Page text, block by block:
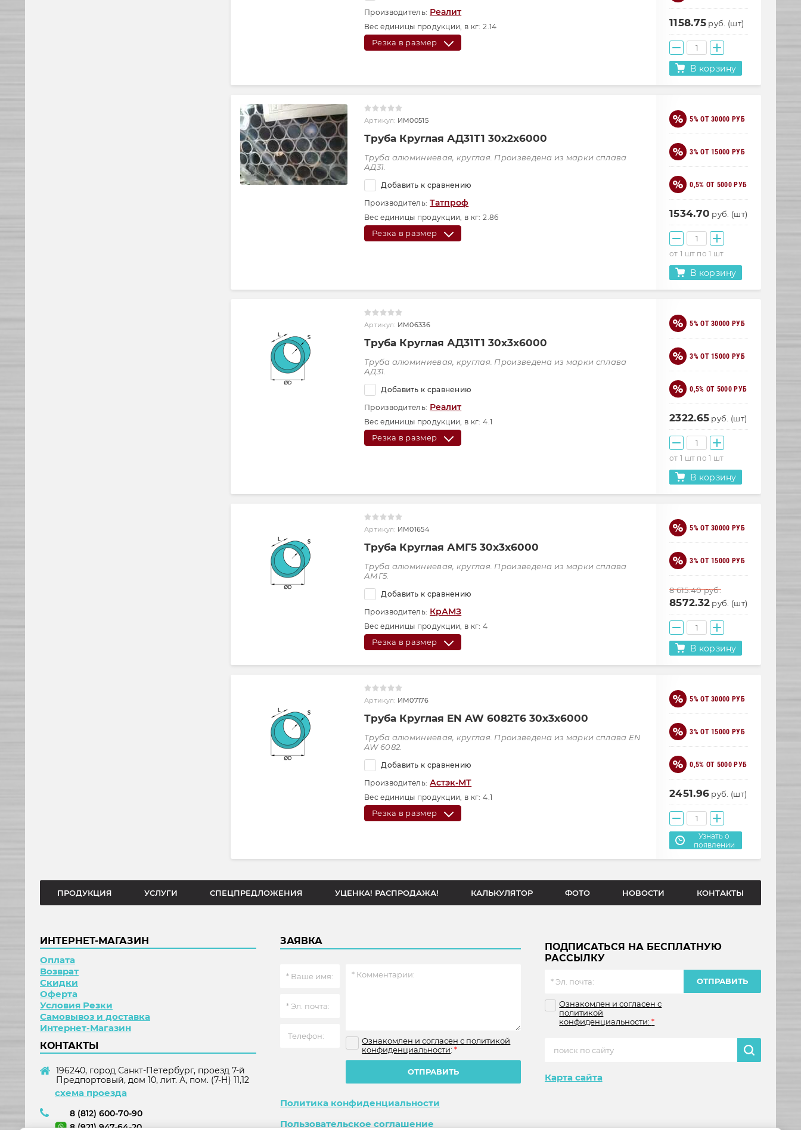
Производитель: Реалит
Вес единицы продукции, в кг: 2.14
Резка в размер
1158.75 руб. (шт)
В корзину
Артикул: ИМ00515
Труба Круглая АД31Т1 30х2х6000
Труба алюминиевая, круглая. Произведена из марки сплава
АД31.
Добавить к сравнению
Производитель: Татпроф
Вес единицы продукции, в кг: 2.86
Резка в размер
5% ОТ 30000 РУБ
3% ОТ 15000 РУБ
0,5% ОТ 5000 РУБ
1534.70 руб. (шт)
от 1 шт по 1 шт
В корзину
Артикул: ИМ06336
Труба Круглая АД31Т1 30х3х6000
Труба алюминиевая, круглая. Произведена из марки сплава
АД31.
Добавить к сравнению
Производитель: Реалит
Вес единицы продукции, в кг: 4.1
Резка в размер
5% ОТ 30000 РУБ
3% ОТ 15000 РУБ
0,5% ОТ 5000 РУБ
2322.65 руб. (шт)
от 1 шт по 1 шт
В корзину
Артикул: ИМ01654
Труба Круглая АМГ5 30х3х6000
Труба алюминиевая, круглая. Произведена из марки сплава
АМГ5.
Добавить к сравнению
Производитель: КрАМЗ
Вес единицы продукции, в кг: 4
Резка в размер
5% ОТ 30000 РУБ
3% ОТ 15000 РУБ
8 615.40руб.
8572.32 руб. (шт)
В корзину
Артикул: ИМ07176
Труба Круглая EN AW 6082Т6 30х3х6000
Труба алюминиевая, круглая. Произведена из марки сплава EN
AW 6082.
Добавить к сравнению
Производитель: Астэк-МТ
Вес единицы продукции, в кг: 4.1
Резка в размер
5% ОТ 30000 РУБ
3% ОТ 15000 РУБ
0,5% ОТ 5000 РУБ
2451.96 руб. (шт)
Узнать о
появлении
ПРОДУКЦИЯ УСЛУГИ СПЕЦПРЕДЛОЖЕНИЯ УЦЕНКА! РАСПРОДАЖА! КАЛЬКУЛЯТОР ФОТО НОВОСТИ КОНТАКТЫ
ИНТЕРНЕТ-МАГАЗИН
Оплата
Возврат
Скидки
Оферта
Условия Резки
Самовывоз и доставка
Интернет-Магазин
КОНТАКТЫ
196240, город Санкт-Петербург, проезд 7-й
Предпортовый, дом 10, лит. А, пом. (7-Н) 11,12
схема проезда
8 (812) 600-70-90
8 (921) 947-64-20
ЗАЯВКА
Ознакомлен и согласен с политикой
конфиденциальности:*
ОТПРАВИТЬ
Политика конфиденциальности
Пользовательское соглашение
ПОДПИСАТЬСЯ НА БЕСПЛАТНУЮ
РАССЫЛКУ
Ознакомлен и согласен с
политикой
конфиденциальности:*
ОТПРАВИТЬ
Карта сайта